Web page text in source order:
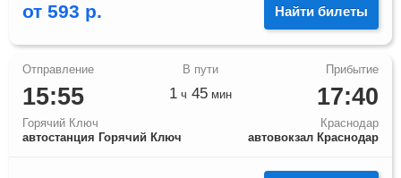
от 593 р. Найти билеты
15:55
Горячий Ключ
автостанция Горячий Ключ
17:40
Краснодар
автовокзал Краснодар
1 ч 45 мин